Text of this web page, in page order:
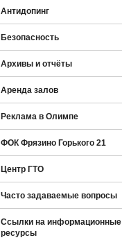
Антидопинг
Безопасность
Архивы и отчёты
Аренда залов
Реклама в Олимпе
ФОК Фрязино Горького 21
Центр ГТО
Часто задаваемые вопросы
Ссылки на информационные
ресурсы